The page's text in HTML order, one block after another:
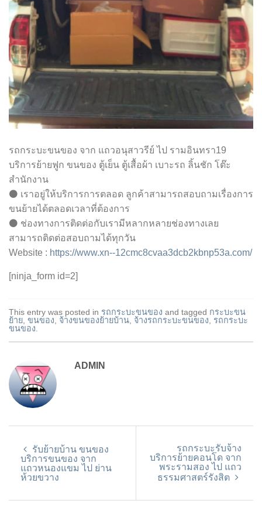
รถกระบะขนของ จาก แถวอนุสาวรีย์ ไป รามอินทรา19
บริการย้ายฟูก ขนของ ตู้เย็น ตู้เสื้อผ้า เบาะรถ ลิ้นชัก โต๊ะ
สำนักงาน
⚫ เราอยู่ให้บริการการตลอด ลูกค้าสามารถสอบถามเรื่องการ
ขนย้ายได้ตลอดเวลาที่ต้องการ
⚫ ช่องทางการติดต่อกับเรามีหลากหลายช่องทางเลย
สามารถติดต่อสอบถามได้ทุกวัน
Website : https://www.xn--12cmc8cvaa3dcb2kbnp53a.com/
[ninja_form id=2]
This entry was posted in รถกระบะขนของ and tagged กระบะขน
ย้าย ขนของ จ้างขนของย้ายบ้าน จ้างรถกระบะขนของ
รถกระบะ
ขนของ
ADMIN
รับย้ายบ้าน ขนของ
บริการขนของ จาก
แถวหนองแขม ไป ย่าน
ห้วยขวาง
รถกระบะรับจ้าง
บริการย้ายคอนโด จาก
พระรามสอง ไป แถว
ธรรมศาสตร์รังสิต